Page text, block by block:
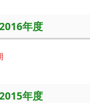
年度
年度